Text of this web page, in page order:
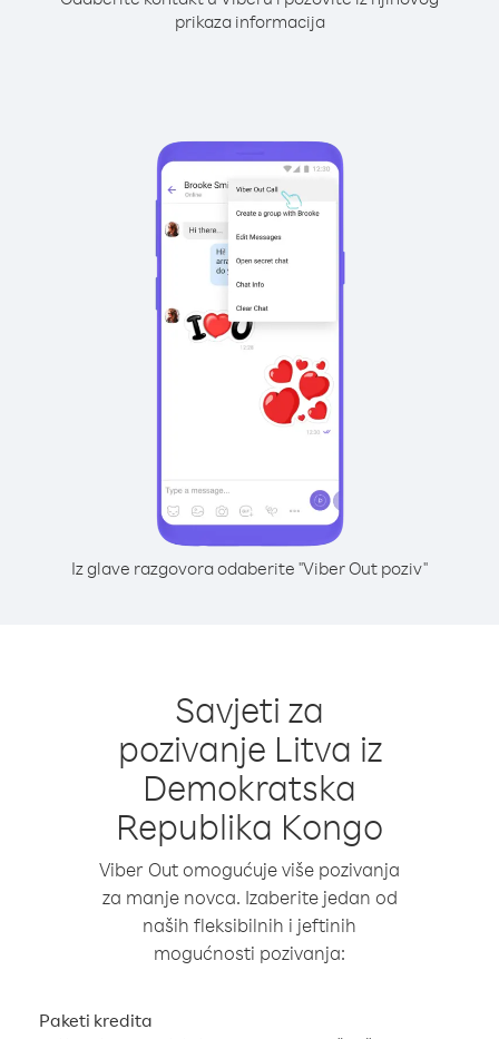
prikaza informacija
Iz glave razgovora odaberite "Viber Out poziv"
Savjeti za
pozivanje Litva iz
Demokratska
Republika Kongo
Viber Out omogućuje više pozivanja
za manje novca. Izaberite jedan od
naših fleksibilnih i jeftinih
mogućnosti pozivanja:
Paketi kredita